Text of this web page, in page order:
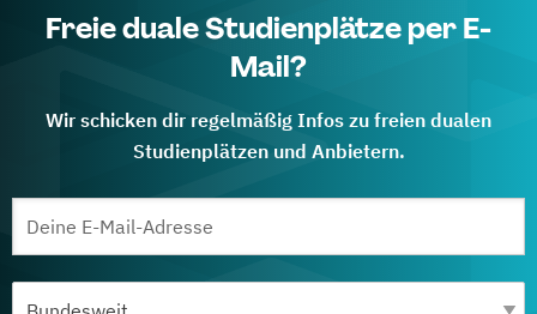
Freie duale Studienplätze per E-
Mail?
Wir schicken dir regelmäßig Infos zu freien dualen
Studienplätzen und Anbietern.